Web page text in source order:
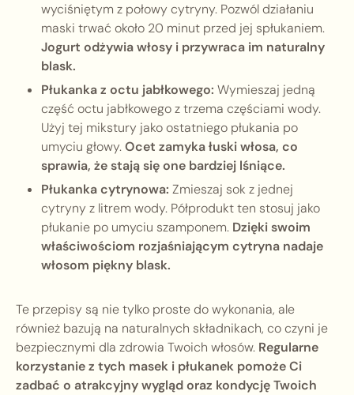
wyciśniętym z połowy cytryny. Pozwól działaniu
maski trwać około 20 minut przed jej spłukaniem.
Jogurt odżywia włosy i przywraca im naturalny
blask.
Płukanka z octu jabłkowego: Wymieszaj jedną
część octu jabłkowego z trzema częściami wody.
Użyj tej mikstury jako ostatniego płukania po
umyciu głowy.Ocet zamyka łuski włosa, co
sprawia, że stają się one bardziej lśniące.
Płukanka cytrynowa: Zmieszaj sok z jednej
cytryny z litrem wody. Półprodukt ten stosuj jako
płukanie po umyciu szamponem. Dzięki swoim
właściwościom rozjaśniającym cytryna nadaje
włosom piękny blask.
Te przepisy są nie tylko proste do wykonania, ale
również bazują na naturalnych składnikach, co czyni je
bezpiecznymi dla zdrowia Twoich włosów. Regularne
korzystanie z tych masek i płukanek pomoże Ci
zadbać o atrakcyjny wygląd oraz kondycję Twoich